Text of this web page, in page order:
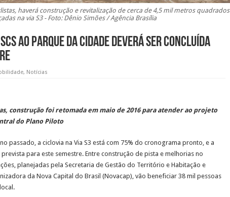
haverá construção e revitalização de cerca de 4,5 mil metros quadrados
na via S3 - Foto: Dênio Simões / Agência Brasília
ao Parque da Cidade deverá ser concluída
, Notícias
construção foi retomada em maio de 2016 para atender ao projeto
do Plano Piloto
passado, a ciclovia na Via S3 está com 75% do cronograma pronto, e a
para este semestre. Entre construção de pista e melhorias no
planejadas pela Secretaria de Gestão do Território e Habitação e
da Nova Capital do Brasil (Novacap), vão beneficiar 38 mil pessoas